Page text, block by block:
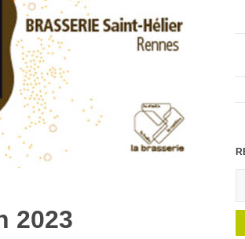
2023